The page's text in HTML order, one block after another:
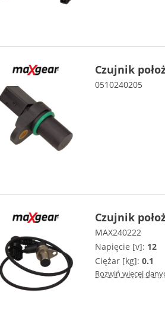
Czujnik
0510240205
Czujnik
MAX240222
Napięcie [v]: 12
Ciężar [kg]: 0.1
Rozwiń więcej